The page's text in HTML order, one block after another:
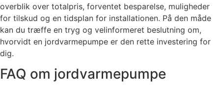
overblik over totalpris, forventet besparelse, muligheder
for tilskud og en tidsplan for installationen. På den måde
kan du træffe en tryg og velinformeret beslutning om,
hvorvidt en jordvarmepumpe er den rette investering for
dig.
FAQ om jordvarmepumpe